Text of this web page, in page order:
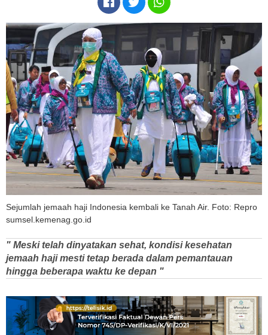
Sejumlah jemaah haji Indonesia kembali ke Tanah Air. Foto: Repro
sumsel.kemenag.go.id
" Meski telah dinyatakan sehat, kondisi kesehatan
jemaah haji mesti tetap berada dalam pemantauan
hingga beberapa waktu ke depan "